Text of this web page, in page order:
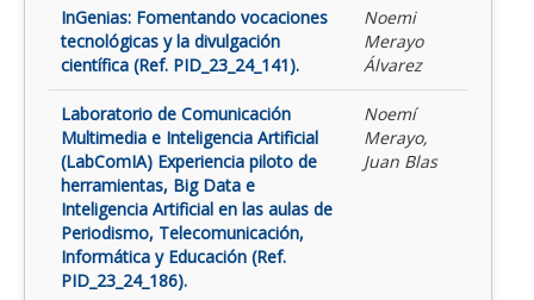
InGenias: Fomentando vocaciones
tecnológicas y la divulgación
científica (Ref. PID_23_24_141).
Noemi
Merayo
Álvarez
Laboratorio de Comunicación
Multimedia e Inteligencia Artificial
(LabComIA) Experiencia piloto de
herramientas, Big Data e
Inteligencia Artificial en las aulas de
Periodismo, Telecomunicación,
Informática y Educación (Ref.
PID_23_24_186).
Noemí
Merayo,
Juan Blas